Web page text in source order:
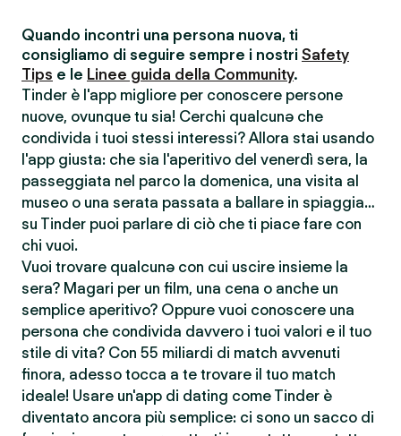
Quando incontri una persona nuova, ti
consigliamo di seguire sempre i nostri Safety
Tips e le Linee guida della Community.
Tinder è l'app migliore per conoscere persone
nuove, ovunque tu sia! Cerchi qualcunə che
condivida i tuoi stessi interessi? Allora stai usando
l'app giusta: che sia l'aperitivo del venerdì sera, la
passeggiata nel parco la domenica, una visita al
museo o una serata passata a ballare in spiaggia…
su Tinder puoi parlare di ciò che ti piace fare con
chi vuoi.
Vuoi trovare qualcunə con cui uscire insieme la
sera? Magari per un film, una cena o anche un
semplice aperitivo? Oppure vuoi conoscere una
persona che condivida davvero i tuoi valori e il tuo
stile di vita? Con 55 miliardi di match avvenuti
finora, adesso tocca a te trovare il tuo match
ideale! Usare un'app di dating come Tinder è
diventato ancora più semplice: ci sono un sacco di